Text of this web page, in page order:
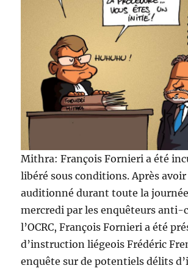
Mithra: François Fornieri a été
libéré sous conditions. Après avoir
auditionné durant toute la journée
mercredi par les enquêteurs anti-
l’OCRC, François Fornieri a été
d’instruction liégeois Frédéric
enquête sur de potentiels délits